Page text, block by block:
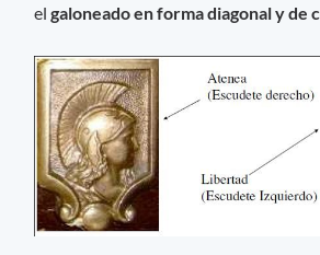
elgaloneado en forma diagonal y de